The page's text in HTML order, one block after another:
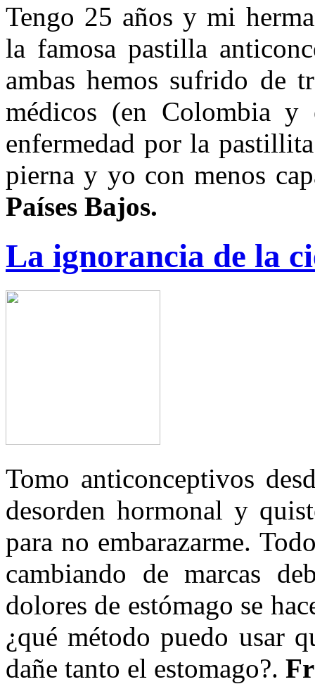
Tengo 25 años y mi
la famosa pastilla
ambas hemos sufrido de
médicos (en Colombia
enfermedad por la
pierna y yo con menos
Países Bajos.
La ignorancia de la
Tomo anticonceptivos
desorden hormonal y
para no embarazarme.
cambiando de marcas
dolores de estómago se
¿qué método puedo usar
dañe tanto el estomago?.